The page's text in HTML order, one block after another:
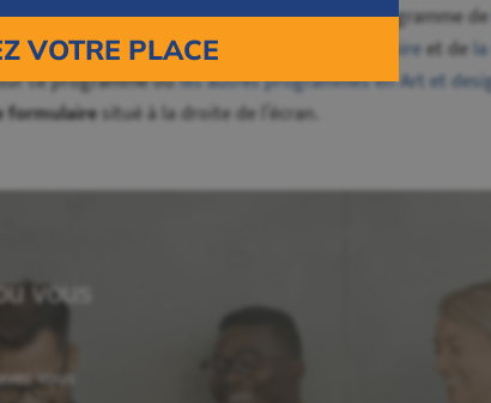
VOTRE PLACE
de sites Web vous intéresse, sachez que le programme
Laval, deLongueuil, deMontréal Pointe-Claireet de
ce programme oules autres programmes en Art et
formulairesitué à la droite de l’écran.
vous
vous